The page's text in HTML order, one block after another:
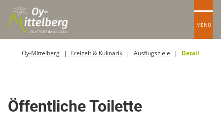
MENÜ
Oy-Mittelberg Freizeit & Kulinarik Ausflugsziele Detail
Öffentliche Toilette